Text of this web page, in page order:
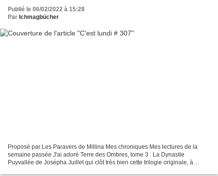
Publié le 06/02/2022 à 15:28
Par Ichmagbücher
Proposé par Les Paravers de Millina Mes chroniques Mes lectures de la
semaine passée J'ai adoré Terre des Ombres, tome 3 : La Dynastie
Puyvallée de Josépha Juillet qui clôt très bien cette trilogie originale, à